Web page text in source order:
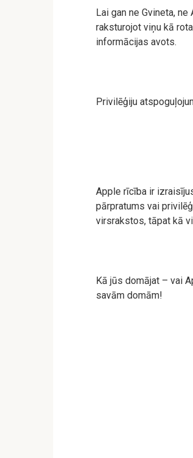
Lai gan ne Gvineta,
raksturojot viņu kā
informācijas avots.
Privilēģiju
Apple rīcība ir
pārpratums vai
virsrakstos, tāpat kā
Kā jūs domājat – vai
savām domām!